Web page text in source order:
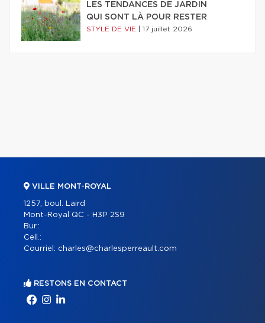
LES TENDANCES DE JARDIN
QUI SONT LÀ POUR RESTER
STYLE DE VIE 17 juillet 2026
VILLE MONT-ROYAL
1257, boul. Laird
Mont-Royal QC - H3P 2S9
Bur.:
Cell.:
Courriel: charles@charlesperreault.com
RESTONS EN CONTACT